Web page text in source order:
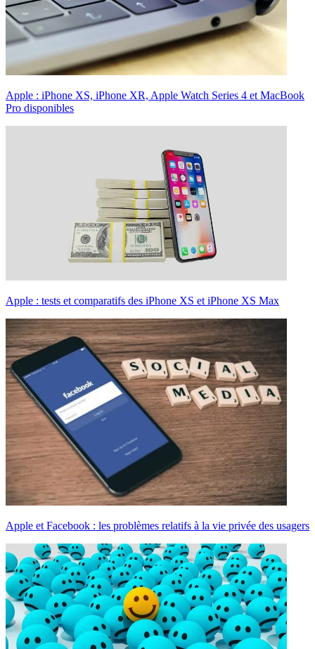
Apple : iPhone XS, iPhone XR, Apple Watch Series 4 et MacBook
Pro disponibles
Apple : tests et comparatifs des iPhone XS et iPhone XS Max
Apple et Facebook : les problèmes relatifs à la vie privée des usagers